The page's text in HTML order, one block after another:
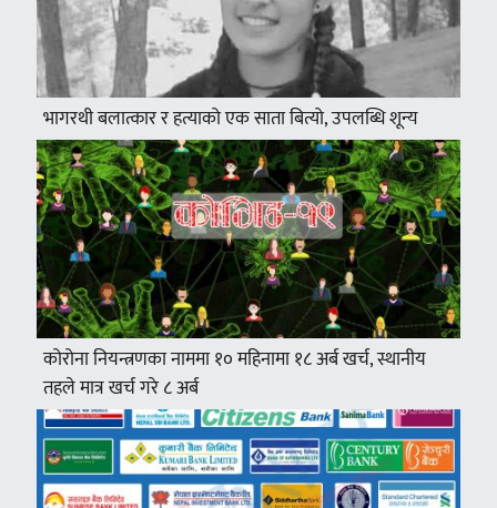
भागरथी बलात्कार र हत्याको एक साता बित्यो, उपलब्धि शून्य
कोरोना नियन्त्रणका नाममा १० महिनामा १८ अर्ब खर्च, स्थानीय
तहले मात्र खर्च गरे ८ अर्ब